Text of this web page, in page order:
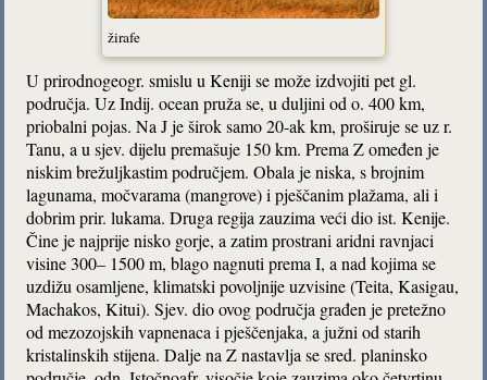
žirafe
U prirodnogeogr. smislu u Keniji se može izdvojiti pet gl.
područja. Uz Indij. ocean pruža se, u duljini od o. 400 km,
priobalni pojas. Na J je širok samo 20-ak km, proširuje se uz r.
Tanu, a u sjev. dijelu premašuje 150 km. Prema Z omeđen je
niskim brežuljkastim područjem. Obala je niska, s brojnim
lagunama, močvarama (mangrove) i pješčanim plažama, ali i
dobrim prir. lukama. Druga regija zauzima veći dio ist. Kenije.
Čine je najprije nisko gorje, a zatim prostrani aridni ravnjaci
visine 300– 1500 m, blago nagnuti prema I, a nad kojima se
uzdižu osamljene, klimatski povoljnije uzvisine (Teita, Kasigau,
Machakos, Kitui). Sjev. dio ovog područja građen je pretežno
od mezozojskih vapnenaca i pješčenjaka, a južni od starih
kristalinskih stijena. Dalje na Z nastavlja se sred. planinsko